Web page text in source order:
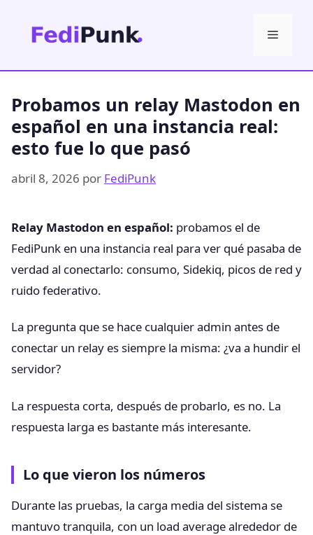
contenido
Menú
Probamos un relay Mastodon en
español en una instancia real:
esto fue lo que pasó
abril 8, 2026 por FediPunk
Relay Mastodon en español: probamos el de
FediPunk en una instancia real para ver qué pasaba de
verdad al conectarlo: consumo, Sidekiq, picos de red y
ruido federativo.
La pregunta que se hace cualquier admin antes de
conectar un relay es siempre la misma: ¿va a hundir el
servidor?
La respuesta corta, después de probarlo, es no. La
respuesta larga es bastante más interesante.
Lo que vieron los números
Durante las pruebas, la carga media del sistema se
mantuvo tranquila, con un load average alrededor de